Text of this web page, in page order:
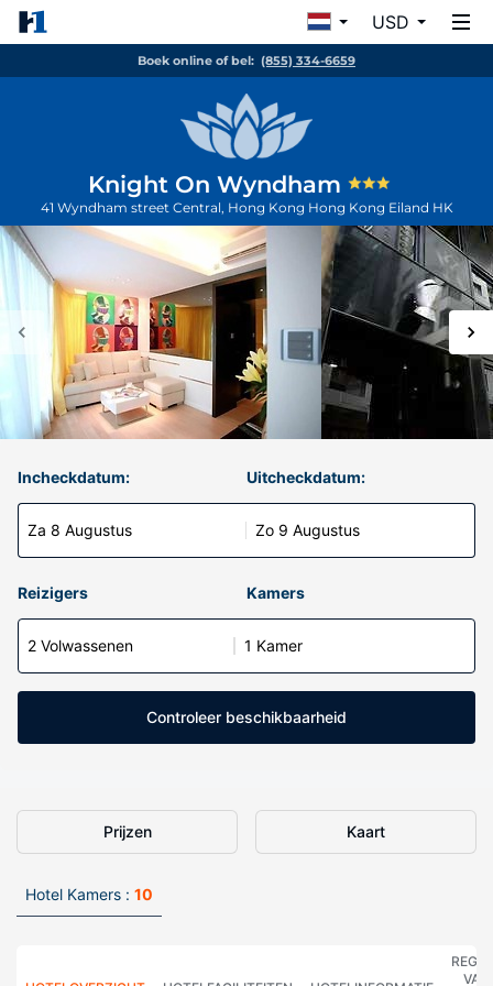
USD
Boek online of bel: (855) 334-6659
Knight On Wyndham
41 Wyndham street Central, Hong Kong Hong Kong Eiland HK
Incheckdatum:
Za 8 Augustus
Uitcheckdatum:
Zo 9 Augustus
Reizigers Kamers
2 Volwassenen 1 Kamer
Controleer beschikbaarheid
Prijzen Kaart
Hotel Kamers : 10
VAN